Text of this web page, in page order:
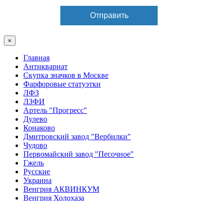
×
Главная
Антиквариат
Скупка значков в Москве
Фарфоровые статуэтки
ЛФЗ
ЛЗФИ
Артель "Прогресс"
Дулево
Конаково
Дмитровский завод "Вербилки"
Чудово
Первомайский завод "Песочное"
Гжель
Русские
Украина
Венгрия АКВИНКУМ
Венгрия Холохаза